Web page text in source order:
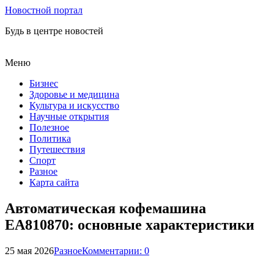
Новостной портал
Будь в центре новостей
Меню
Бизнес
Здоровье и медицина
Культура и искусство
Научные открытия
Полезное
Политика
Путешествия
Спорт
Разное
Карта сайта
Автоматическая кофемашина
EA810870: основные характеристики
25 мая 2026РазноеКомментарии: 0